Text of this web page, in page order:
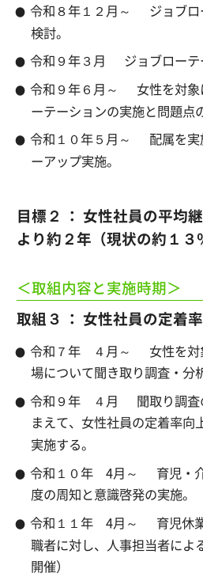
令和８年１２月～
ジョブロ
検討。
令和９年３月 ジョブローテ
令和９年６月～
女性を対
ーテーションの実施と問題点
令和１０年５月～
配属を実
ーアップ実施。
目標２ ： 女性社員の平均
より約２年（現状の約１３
＜取組内容と実施時期＞
取組３ ： 女性社員の定着
令和７年 ４月～
女性を
場について聞き取り調査・分
令和９年 ４月
聞取り調
まえて、女性社員の定着率向
実施する。
令和１０年 4月～
育児・
度の周知と意識啓発の実施。
令和１１年 4月～
育児休
職者に対し、人事担当者によ
開催）